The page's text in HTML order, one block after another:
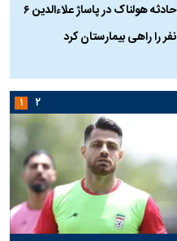
حادثه هولناک در پاساژ علاءالدین ۶
نفر را راهی بیمارستان کرد
۱ ۲